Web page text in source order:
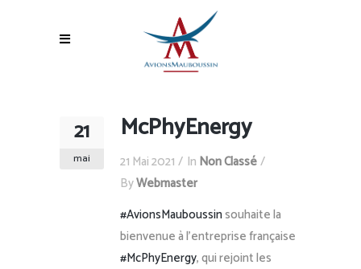
21
mai
McPhyEnergy
21 Mai 2021 In Non Classé
ByWebmaster
#AvionsMauboussinsouhaite la
bienvenue à l’entreprise française
#McPhyEnergy, qui rejoint les